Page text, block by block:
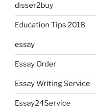
disser2buy
Education Tips 2018
essay
Essay Order
Essay Writing Service
Essay24Service